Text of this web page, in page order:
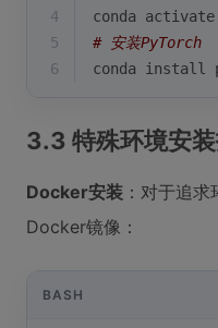
4
conda
5
# 安装PyTorch
6
conda install
3.3 特殊环境安
Docker安装 ：对于追
Docker镜像：
BASH